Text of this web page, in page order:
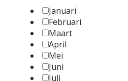
Januari
Februari
Maart
April
Mei
Juni
Juli